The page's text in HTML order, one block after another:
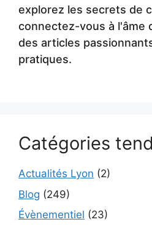
explorez les secrets de
connectez-vous à l'âme
des articles
pratiques.
Catégories
Actualités Lyon (2)
Blog (249)
Évènementiel (23)